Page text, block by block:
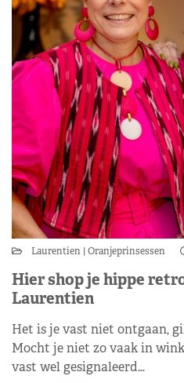
Laurentien Oranjeprinsessen
Hier shop je hippe
Laurentien
Het is je vast niet ontgaan,
Mocht je niet zo vaak in
vast wel gesignaleerd…